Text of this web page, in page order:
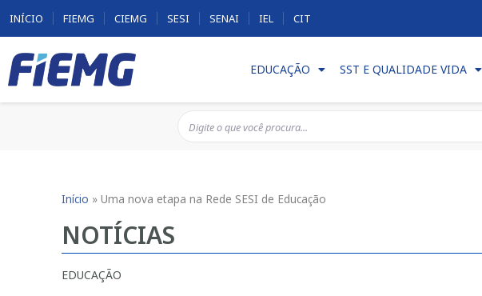
INÍCIO FIEMG CIEMG SESI SENAI IEL CIT
EDUCAÇÃO SST E QUALIDADE VIDA
Início »Uma nova etapa na Rede SESI de Educação
NOTÍCIAS
EDUCAÇÃO